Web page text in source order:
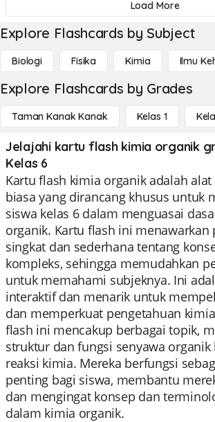
Load More
Explore Flashcards by Subject
Biologi Fisika Kimia Ilmu
Explore Flashcards by Grades
Taman Kanak Kanak Kelas 1
Jelajahi kartu flash kimia organik
Kelas 6
Kartu flash kimia organik adalah
biasa yang dirancang khusus untuk
siswa kelas 6 dalam menguasai
organik. Kartu flash ini menawarkan
singkat dan sederhana tentang
kompleks, sehingga memudahkan
untuk memahami subjeknya. Ini
interaktif dan menarik untuk
dan memperkuat pengetahuan
flash ini mencakup berbagai topik,
struktur dan fungsi senyawa
reaksi kimia. Mereka berfungsi
penting bagi siswa, membantu
dan mengingat konsep dan
dalam kimia organik.